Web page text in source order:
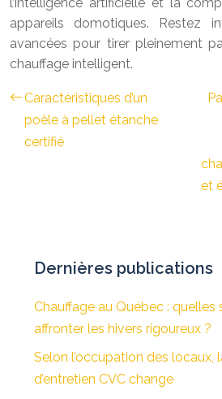
appareils domotiques. Restez
avancées pour tirer pleinement
chauffage intelligent.
Caractéristiques d’un
poêle à pellet étanche
certifié
et
Dernières publications
Chauffage au Québec : quelles
affronter les hivers rigoureux ?
Selon l’occupation des locaux,
d’entretien CVC change